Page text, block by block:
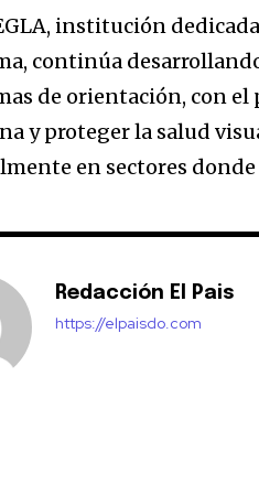
institución
continúa
de orientación, con
y proteger la salud
en sectores
Redacción El Pais
https://elpaisdo.com